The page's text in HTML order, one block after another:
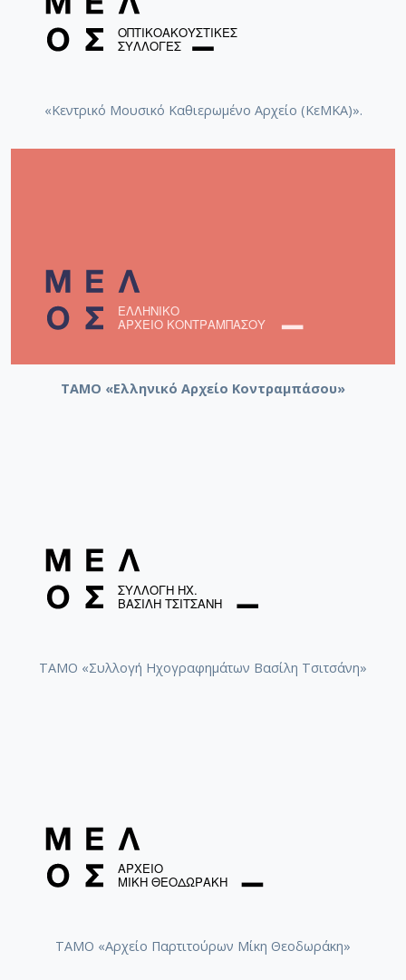
«Κεντρικό Μουσικό Καθιερωμένο Αρχείο (ΚεΜΚΑ)».
ΤΑΜΟ «Ελληνικό Αρχείο Κοντραμπάσου»
ΤΑΜΟ «Συλλογή Ηχογραφημάτων Βασίλη Τσιτσάνη»
ΤΑΜΟ «Αρχείο Παρτιτούρων Μίκη Θεοδωράκη»